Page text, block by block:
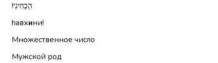
הַבְחִינִי!‏
hавхини!
Множественное число
Мужской род